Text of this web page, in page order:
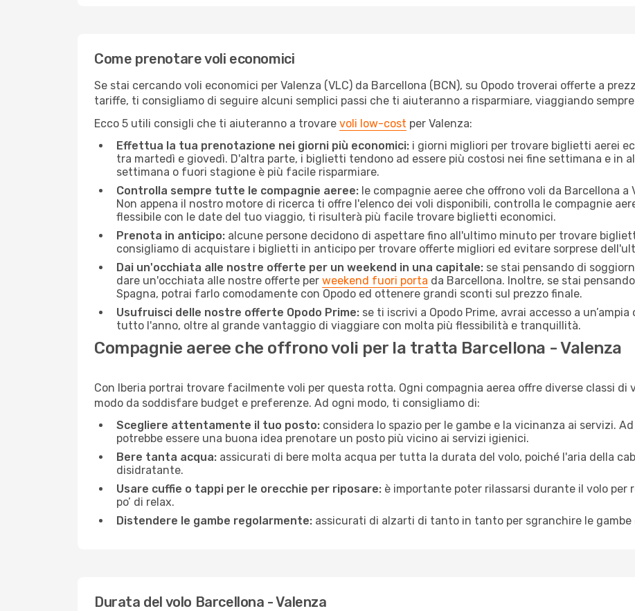
Come prenotare voli economici
Se stai cercando voli economici per Valenza (VLC) da Barcellona (BCN), su Opodo troverai offerte a
tariffe, ti consigliamo di seguire alcuni semplici passi che ti aiuteranno a risparmiare, viaggiando
Ecco 5 utili consigli che ti aiuteranno a trovare voli low-cost per Valenza:
Effettua la tua prenotazione nei giorni più economici: i giorni migliori per trovare biglietti aerei
tra martedì e giovedì. D'altra parte, i biglietti tendono ad essere più costosi nei fine settimana e in
settimana o fuori stagione è più facile risparmiare.
Controlla sempre tutte le compagnie aeree: le compagnie aeree che offrono voli da Barcellona a
Non appena il nostro motore di ricerca ti offre l'elenco dei voli disponibili, controlla le compagnie
flessibile con le date del tuo viaggio, ti risulterà più facile trovare biglietti economici.
Prenota in anticipo: alcune persone decidono di aspettare fino all'ultimo minuto per trovare
consigliamo di acquistare i biglietti in anticipo per trovare offerte migliori ed evitare sorprese
Dai un'occhiata alle nostre offerte per un weekend in una capitale: se stai pensando di
dare un'occhiata alle nostre offerte per weekend fuori porta da Barcellona. Inoltre, se stai
Spagna, potrai farlo comodamente con Opodo ed ottenere grandi sconti sul prezzo finale.
Usufruisci delle nostre offerte Opodo Prime: se ti iscrivi a Opodo Prime, avrai accesso a
tutto l'anno, oltre al grande vantaggio di viaggiare con molta più flessibilità e tranquillità.
Compagnie aeree che offrono voli per la tratta Barcellona - Valenza
Con Iberia portrai trovare facilmente voli per questa rotta. Ogni compagnia aerea offre diverse classi di
modo da soddisfare budget e preferenze. Ad ogni modo, ti consigliamo di:
Scegliere attentamente il tuo posto: considera lo spazio per le gambe e la vicinanza ai servizi.
potrebbe essere una buona idea prenotare un posto più vicino ai servizi igienici.
Bere tanta acqua: assicurati di bere molta acqua per tutta la durata del volo, poiché l'aria della
disidratante.
Usare cuffie o tappi per le orecchie per riposare: è importante poter rilassarsi durante il volo per
po’ di relax.
Distendere le gambe regolarmente: assicurati di alzarti di tanto in tanto per sgranchire le
Durata del volo Barcellona - Valenza